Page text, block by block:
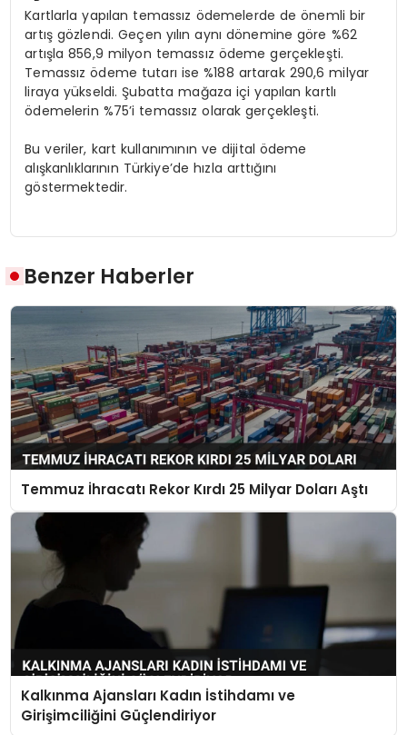
Kartlarla yapılan temassız ödemelerde de önemli bir
artış gözlendi. Geçen yılın aynı dönemine göre %62
artışla 856,9 milyon temassız ödeme gerçekleşti.
Temassız ödeme tutarı ise %188 artarak 290,6 milyar
liraya yükseldi. Şubatta mağaza içi yapılan kartlı
ödemelerin %75’i temassız olarak gerçekleşti.
Bu veriler, kart kullanımının ve dijital ödeme
alışkanlıklarının Türkiye’de hızla arttığını
göstermektedir.
Benzer Haberler
Temmuz İhracatı Rekor Kırdı 25 Milyar Doları Aştı
Kalkınma Ajansları Kadın İstihdamı ve
Girişimciliğini Güçlendiriyor